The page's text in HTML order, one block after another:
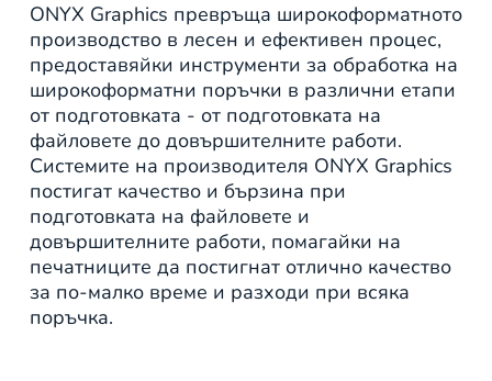
ONYX Graphics превръща широкоформатното
производство в лесен и ефективен процес,
предоставяйки инструменти за обработка на
широкоформатни поръчки в различни етапи
от подготовката - от подготовката на
файловете до довършителните работи.
Системите на производителя ONYX Graphics
постигат качество и бързина при
подготовката на файловете и
довършителните работи, помагайки на
печатниците да постигнат отлично качество
за по-малко време и разходи при всяка
поръчка.